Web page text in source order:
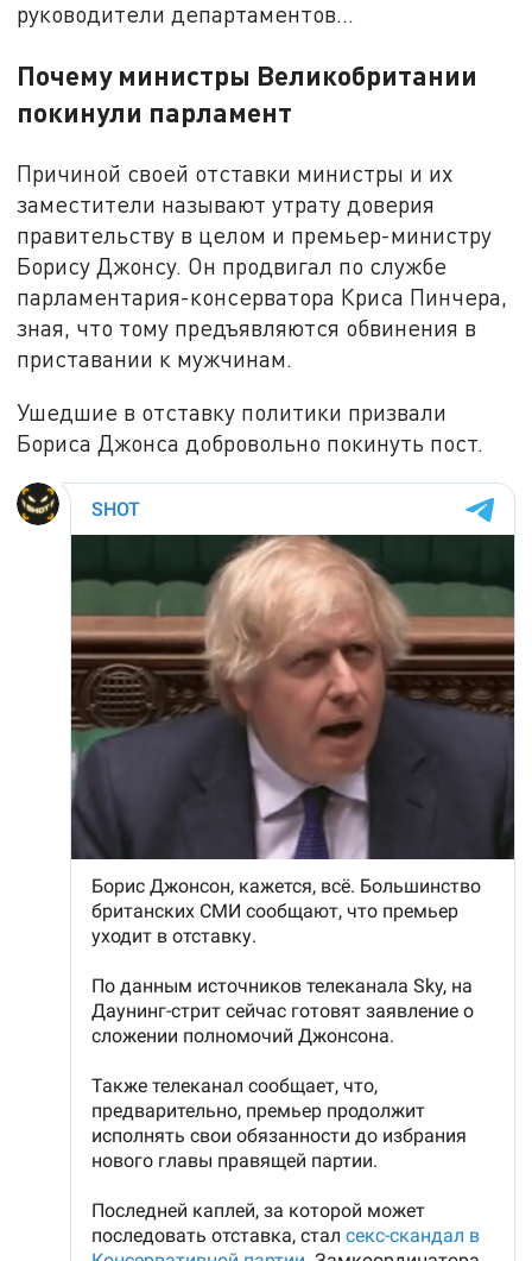
руководители департаментов…
Почему министры Великобритании
покинули парламент
Причиной своей отставки министры и их
заместители называют утрату доверия
правительству в целом и премьер-министру
Борису Джонсу. Он продвигал по службе
парламентария-консерватора Криса Пинчера,
зная, что тому предъявляются обвинения в
приставании к мужчинам.
Ушедшие в отставку политики призвали
Бориса Джонса добровольно покинуть пост.